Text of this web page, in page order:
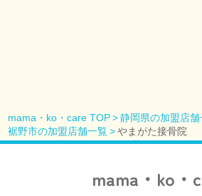
mama・ko・care TOP
静岡県の加盟店舗
裾野市の加盟店舗一覧
やまがた接骨院
mama・ko・